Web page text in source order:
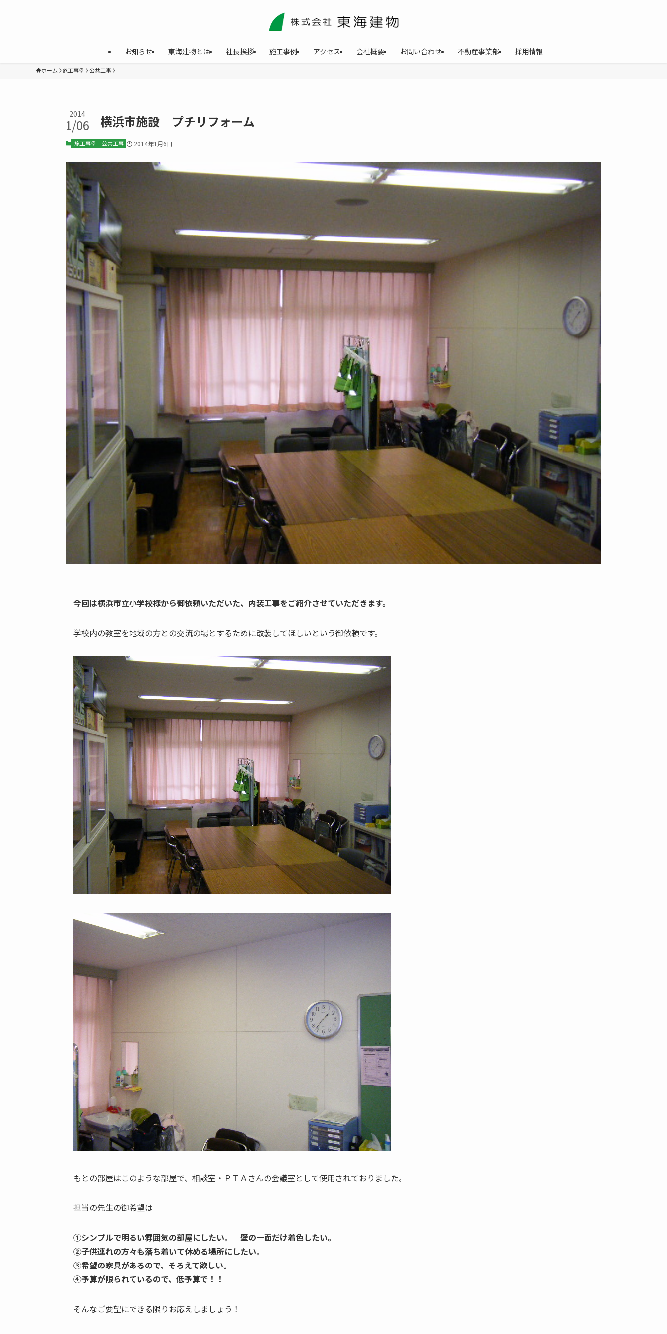
お知らせ 東海建物とは 社長挨拶 施工事例 アクセス 会社概要 お問い合わせ 不動産事業部 採用情報
ホーム 施工事例 公共工事
横浜市施設 プチリフォーム
2014
1/06
施工事例 公共工事 2014年1月6日
今回は横浜市立小学校様から御依頼いただいた、内装工事をご紹介させていただきます。
学校内の教室を地域の方との交流の場とするために改装してほしいという御依頼です。
もとの部屋はこのような部屋で、相談室・ＰＴＡさんの会議室として使用されておりました。
担当の先生の御希望は
①シンプルで明るい雰囲気の部屋にしたい。 壁の一面だけ着色したい。
②子供連れの方々も落ち着いて休める場所にしたい。
③希望の家具があるので、そろえて欲しい。
④予算が限られているので、低予算で！！
そんなご要望にできる限りお応えしましょう！